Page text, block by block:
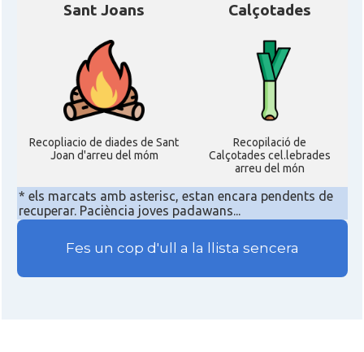
Sant Joans
Recopliacio de diades de Sant
Joan d'arreu del móm
Calçotades
Recopilació de
Calçotades cel.lebrades
arreu del món
* els marcats amb asterisc, estan encara pendents de
recuperar. Paciència joves padawans...
Fes un cop d'ull a la llista sencera